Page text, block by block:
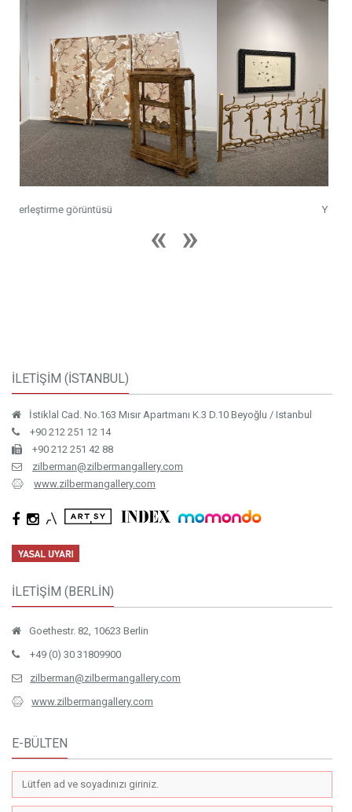
İLETİŞİM (İSTANBUL)
İstiklal Cad. No.163 Mısır Apartmanı K.3 D.10 Beyoğlu / Istanbul
+90 212 251 12 14
+90 212 251 42 88
zilberman@zilbermangallery.com
www.zilbermangallery.com
İLETİŞİM (BERLİN)
Goethestr. 82, 10623 Berlin
+49 (0) 30 31809900
zilberman@zilbermangallery.com
www.zilbermangallery.com
E-BÜLTEN